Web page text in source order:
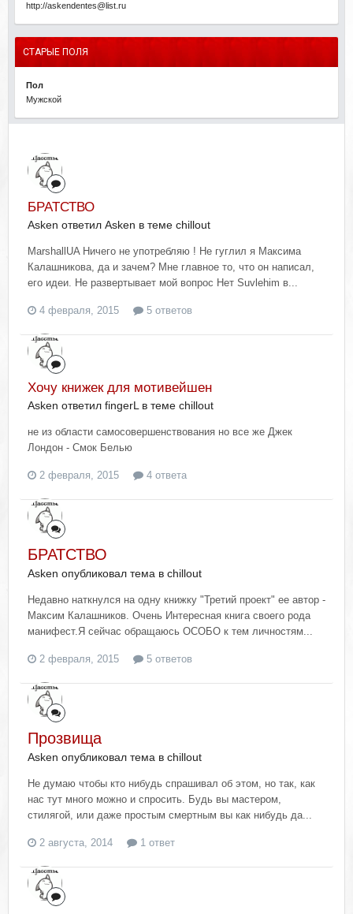
http://askendentes@list.ru
СТАРЫЕ ПОЛЯ
Пол
Мужской
БРАТСТВО
Asken ответил Asken в теме chillout
MarshallUA Ничего не употребляю ! Не гуглил я Максима
Калашникова, да и зачем? Мне главное то, что он написал,
его идеи. Не развертывает мой вопрос Нет Suvlehim в...
4 февраля, 2015 5 ответов
Хочу книжек для мотивейшен
Asken ответил fingerL в теме chillout
не из области самосовершенствования но все же Джек
Лондон - Смок Белью
2 февраля, 2015 4 ответа
БРАТСТВО
Asken опубликовал тема в chillout
Недавно наткнулся на одну книжку "Третий проект" ее автор -
Максим Калашников. Очень Интересная книга своего рода
манифест.Я сейчас обращаюсь ОСОБО к тем личностям...
2 февраля, 2015 5 ответов
Прозвища
Asken опубликовал тема в chillout
Не думаю чтобы кто нибудь спрашивал об этом, но так, как
нас тут много можно и спросить. Будь вы мастером,
стилягой, или даже простым смертным вы как нибудь да...
2 августа, 2014 1 ответ